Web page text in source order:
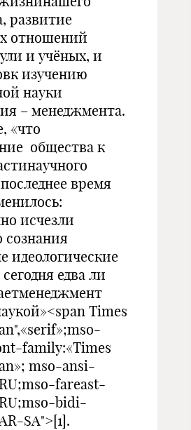
развитие
отношений
и учёных, и
изучению
науки
– менеджмента.
«что
общества к
время
исчезли
сознания
идеологические
едва ли
Times
family:«Times
mso-ansi-
fareast-
bidi-
SA">[1].